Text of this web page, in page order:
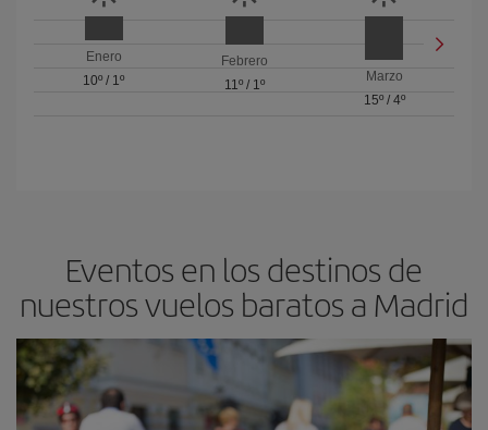
Enero
10º / 1º
Febrero
11º/ 1º
Marzo
15º/ 4º
Eventos en los destinos de
nuestros vuelos baratos a Madrid